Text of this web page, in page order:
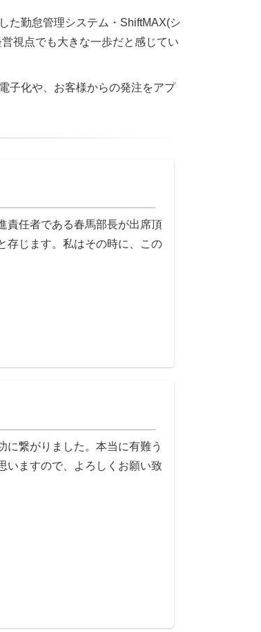
た勤怠管理システム・ShiftMAX(シ
視点でも大きな一歩だと感じてい
子化や、お客様からの発注をアプ
責任者である春馬部長が出席頂
存じます。私はその時に、この
に繋がりました。本当に有難う
いますので、よろしくお願い致